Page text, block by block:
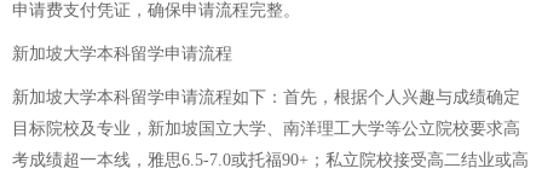
申请费支付凭证，确保申请流程完整。
新加坡大学本科留学申请流程
新加坡大学本科留学申请流程如下：首先，根据个人兴趣与成绩确定
目标院校及专业，新加坡国立大学、南洋理工大学等公立院校要求高
考成绩超一本线，雅思6.5-7.0或托福90+；私立院校接受高二结业或高